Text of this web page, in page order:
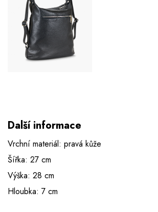
Další informace
Vrchní materiál: pravá kůže
Šířka: 27 cm
Výška: 28 cm
Hloubka: 7 cm